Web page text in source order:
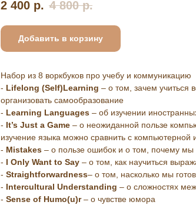
2 400 р. 4 800 р.
Добавить в корзину
Набор из 8 воркбуков про учебу и коммуникацию
- Lifelong (Self)Learning – о том, зачем учиться
организовать самообразование
- Learning Languages – об изучении
- It’s Just a Game – о неожиданной пользе
изучение языка можно сравнить с компьютерной
- Mistakes – о пользе ошибок и о том, почему
- I Only Want to Say – о том, как научиться
- Straightforwardness– о том, насколько мы
- Intercultural Understanding – о сложностях
- Sense of Humo(u)r– о чувстве юмора